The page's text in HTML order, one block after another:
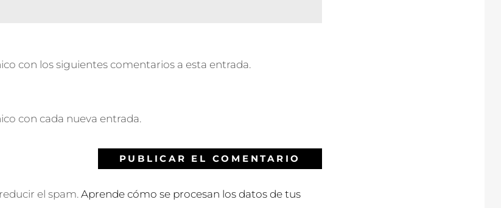
con los siguientes comentarios a esta entrada.
con cada nueva entrada.
el spam. Aprende cómo se procesan los datos de tus